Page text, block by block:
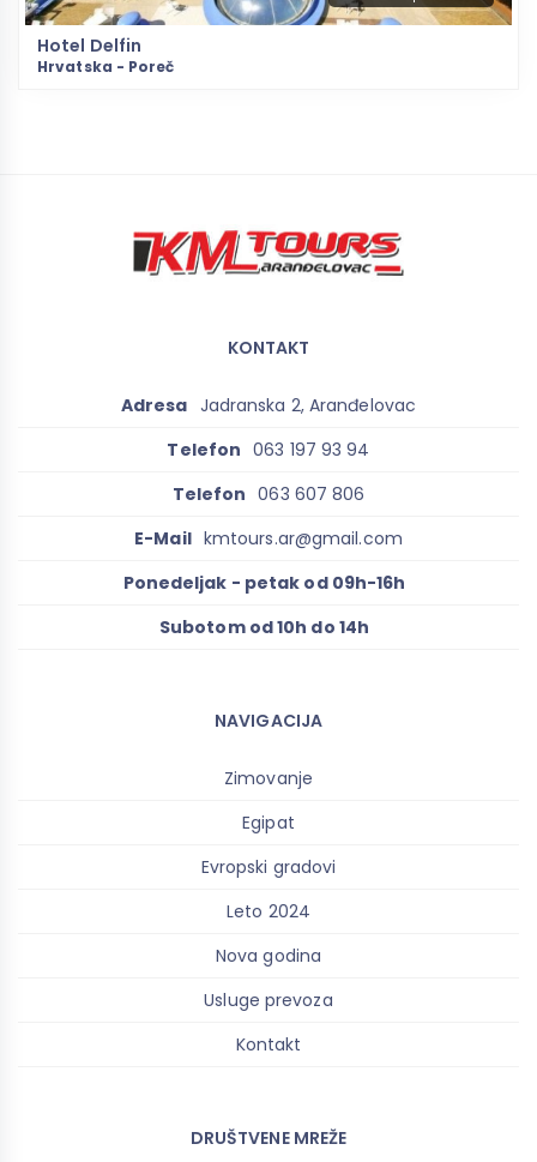
Hotel Delfin
Hrvatska - Poreč
KONTAKT
Adresa Jadranska 2, Aranđelovac
Telefon 063 197 93 94
Telefon 063 607 806
E-Mail kmtours.ar@gmail.com
Ponedeljak - petak od 09h-16h
Subotom od 10h do 14h
NAVIGACIJA
Zimovanje
Egipat
Evropski gradovi
Leto 2024
Nova godina
Usluge prevoza
Kontakt
DRUŠTVENE MREŽE